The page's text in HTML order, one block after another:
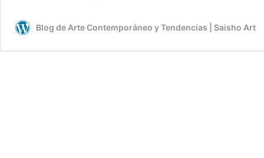
Blog de Arte Contemporáneo y Tendencias | Saisho Art